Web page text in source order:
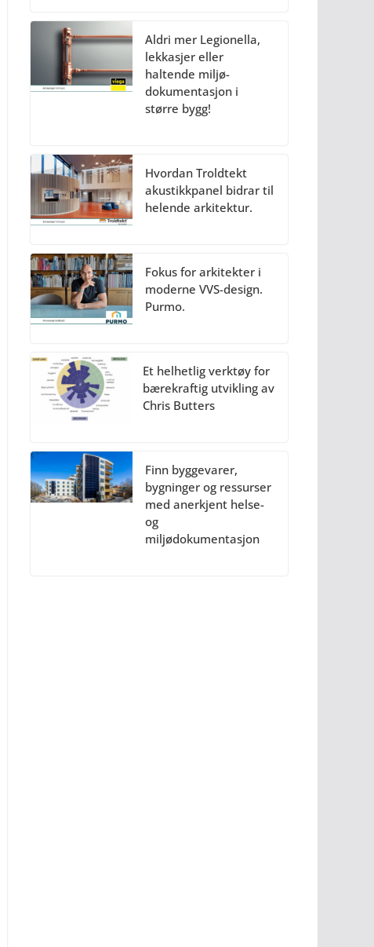
Aldri mer Legionella,
lekkasjer eller
haltende miljø-
dokumentasjon i
større bygg!
Hvordan Troldtekt
akustikkpanel bidrar til
helende arkitektur.
Fokus for arkitekter i
moderne VVS-design.
Purmo.
Et helhetlig verktøy for
bærekraftig utvikling av
Chris Butters
Finn byggevarer,
bygninger og ressurser
med anerkjent helse-
og
miljødokumentasjon